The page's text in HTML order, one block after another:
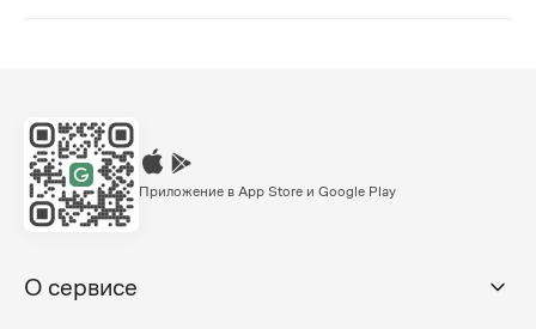
Приложение в App Store и Google Play
О сервисе